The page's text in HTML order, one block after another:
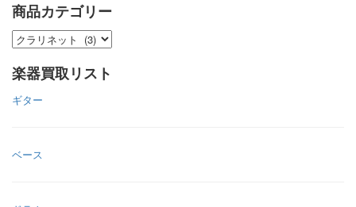
商品カテゴリー
楽器買取リスト
ギター
ベース